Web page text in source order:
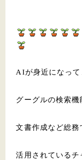
AIが身近になって
グーグルの検索
文書作成など総務
活用されているチ